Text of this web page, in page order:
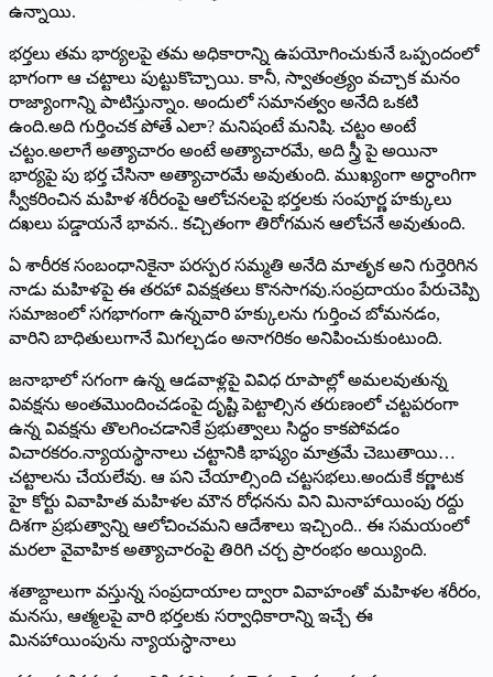
ఉన్నాయి.
భర్తలు తమ భార్యలపై తమ అధికారాన్ని ఉపయోగించుకునే ఒప్పందంలో
భాగంగా ఆ చట్టాలు పుట్టుకొచ్చాయి. కానీ, స్వాతంత్ర్యం వచ్చాక మనం
రాజ్యాంగాన్ని పాటిస్తు‍న్నాం. అందులో సమానత్వం అనేది ఒకటి
ఉంది.అది గుర్తించక పోతే ఎలా? మనిషంటే మనిషి. చట్టం అంటే
చట్టం.అలాగే అత్యాచారం అంటే అత్యాచారమే, అది స్త్రీ పై అయినా
భార్యపై పు భర్త చేసినా అత్యాచారమే అవుతుంది. ముఖ్యంగా అర్ధాంగిగా
స్వీకరించిన మహిళ శరీరంపై ఆలోచనలపై భర్తలకు సంపూర్ణ హక్కులు
దఖలు పడ్డాయనే భావన.. కచ్చితంగా తిరోగమన ఆలోచనే అవుతుంది.
ఏ శారీరక సంబంధానికైనా పరస్పర సమ్మతి అనేది మాతృక అని గుర్తెరిగిన
నాడు మహిళపై ఈ తరహా వివక్షతలు కొనసాగవు.సంప్రదాయం పేరుచెప్పి
సమాజంలో సగభాగంగా ఉన్నవారి హక్కులను గుర్తించ బోమనడం,
వారిని బాధితులుగానే మిగల్చడం అనాగరికం అనిపించుకుంటుంది.
జనాభాలో సగంగా ఉన్న ఆడవాళ్లపై వివిధ రూపాల్లో అమలవుతున్న
వివక్షను అంతమొందించడంపై దృష్టి పెట్టాల్సిన తరుణంలో చట్టపరంగా
ఉన్న వివక్షను తొలగించడానికే ప్రభుత్వాలు సిద్ధం కాకపోవడం
విచారకరం.న్యాయస్థానాలు చట్టానికి భాష్యం మాత్రమే చెబుతాయి…
చట్టాలను చేయలేవు. ఆ పని చేయాల్సింది చట్టసభలు.అందుకే కర్ణాటక
హై కోర్టు వివాహిత మహిళల మౌన రోధనను విని మినాహాయింపు రద్దు
దిశగా ప్రభుత్వాన్ని ఆలోచించమని ఆదేశాలు ఇచ్చింది.. ఈ సమయంలో
మరలా వైవాహిక అత్యాచారంపై తిరిగి చర్చ ప్రారంభం అయ్యింది.
శతాబ్దాలుగా వస్తున్న సంప్రదాయాల ద్వారా వివాహంతో మహిళల శరీరం,
మనసు, ఆత్మలపై వారి భర్తలకు సర్వాధికారాన్ని ఇచ్చే ఈ
మినహాయింపును న్యాయస్ధానాలు